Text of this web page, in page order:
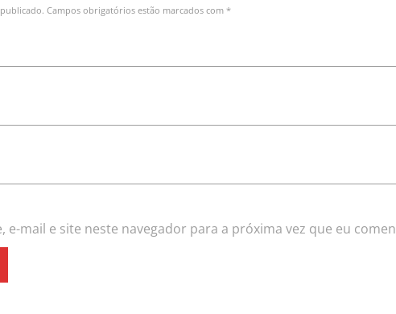
Campos obrigatórios estão marcados com *
e-mail e site neste navegador para a próxima vez que eu